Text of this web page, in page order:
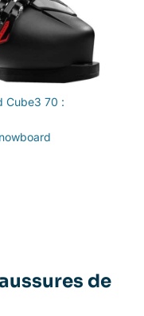
Cube3 70 :
de